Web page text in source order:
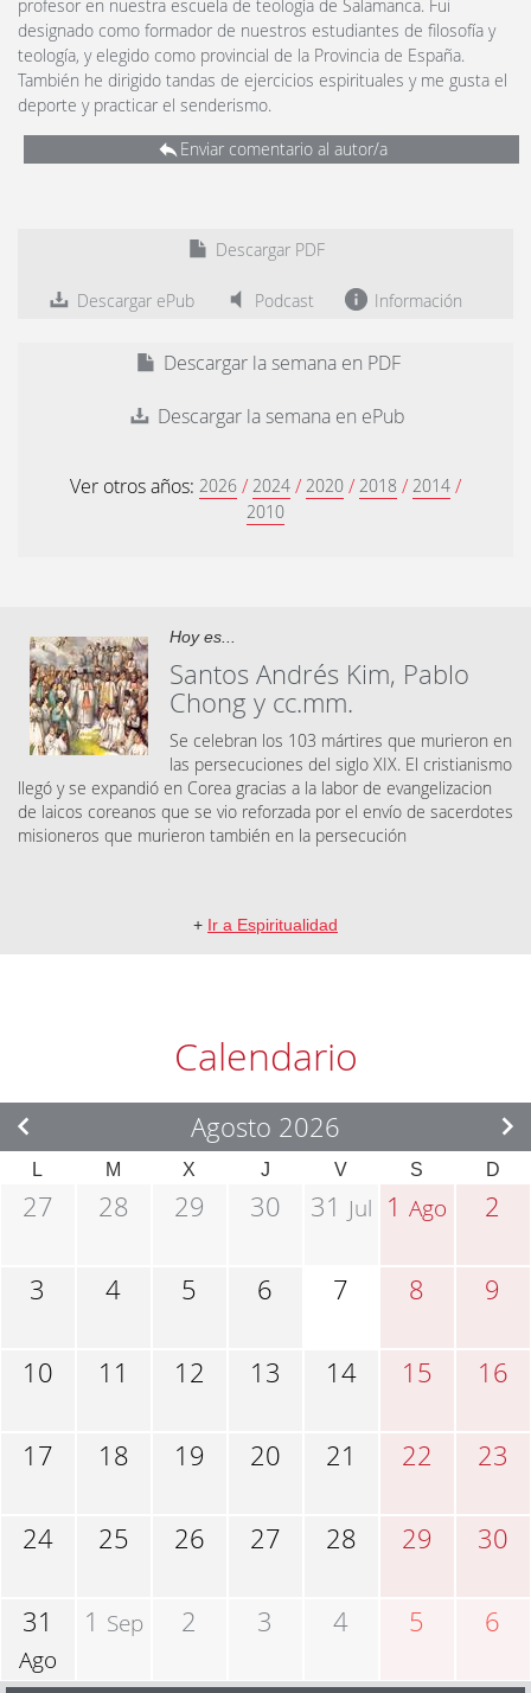
profesor en nuestra escuela de teología de Salamanca. Fui
designado como formador de nuestros estudiantes de filosofía y
teología, y elegido como provincial de la Provincia de España.
También he dirigido tandas de ejercicios espirituales y me gusta el
deporte y practicar el senderismo.
Enviar comentario al autor/a
Descargar PDF
Descargar ePub Podcast Información
Descargar la semana en PDF
Descargar la semana en ePub
Ver otros años: 2026 / 2024 / 2020 / 2018 / 2014 /
2010
Hoy es...
Santos Andrés Kim, Pablo
Chong y cc.mm.
Se celebran los 103 mártires que murieron en
las persecuciones del siglo XIX. El cristianismo
llegó y se expandió en Corea gracias a la labor de evangelizacion
de laicos coreanos que se vio reforzada por el envío de sacerdotes
misioneros que murieron también en la persecución
+ Ir a Espiritualidad
Calendario
Agosto 2026
L M X J V S D
27 28 29 30 31 Jul 1Ago 2
3 4 5 6 7 8 9
10 11 12 13 14 15 16
17 18 19 20 21 22 23
24 25 26 27 28 29 30
31
Ago
1 Sep 2 3 4 5 6